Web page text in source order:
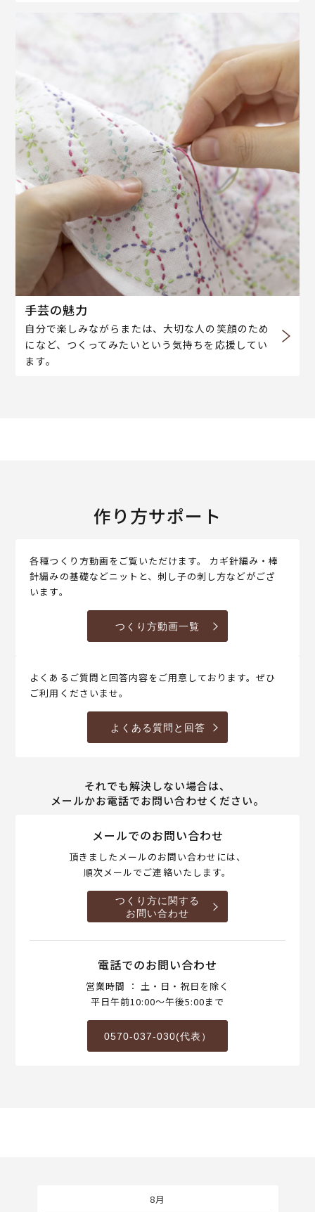
手芸の魅力
自分で楽しみながらまたは、大切な人の笑顔のため
になど、つくってみたいという気持ちを応援してい
ます。
作り方サポート
各種つくり方動画をご覧いただけます。 カギ針編み・棒
針編みの基礎などニットと、刺し子の刺し方などがござ
います。
つくり方動画一覧
よくあるご質問と回答内容をご用意しております。ぜひ
ご利用くださいませ。
よくある質問と回答
それでも解決しない場合は、
メールかお電話でお問い合わせください。
メールでのお問い合わせ
頂きましたメールのお問い合わせには、
順次メールでご連絡いたします。
つくり方に関する
お問い合わせ
電話でのお問い合わせ
営業時間 ： 土・日・祝日を除く
平日午前10:00～午後5:00まで
0570-037-030(代表）
8月